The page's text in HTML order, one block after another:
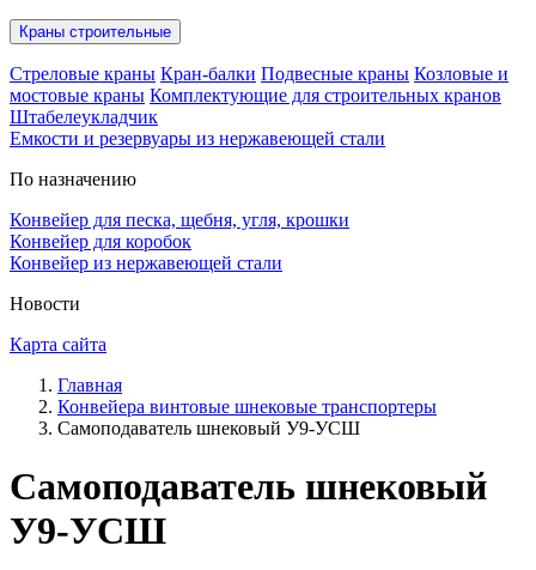
Краны строительные
Стреловые краны Кран-балки Подвесные краны Козловые и
мостовые краны Комплектующие для строительных кранов
Штабелеукладчик
Емкости и резервуары из нержавеющей стали
По назначению
Конвейер для песка, щебня, угля, крошки
Конвейер для коробок
Конвейер из нержавеющей стали
Новости
Карта сайта
Главная
Конвейера винтовые шнековые транспортеры
Самоподаватель шнековый У9-УСШ
Самоподаватель шнековый
У9-УСШ